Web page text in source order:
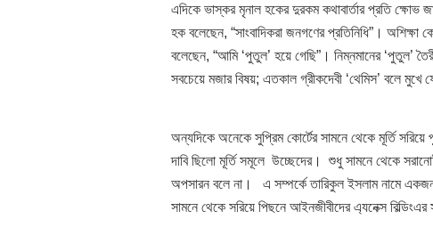
এদিকে ভাস্কর মৃনাল হকের দুরকম কথাবার্তার প্রতি ক্ষোভ
হক বলেছেন, “সাংবাদিকরা জনগণের প্রতিনিধি”। অশিক্ষা
বলেছেন, “আমি ‘পুতুল’ হয়ে গেছি”। নিম্নমানের ‘পুতুল’
সবচেয়ে মজার বিষয়; এতকাল গ্রীকদেবী ‘থেমিস’ বলে মুখে
অন্যদিকে অনেকে সুপ্রিম কোর্টের সামনে থেকে মূর্তি
দাবি ছিলো মূর্তি সমূলে উচ্ছেদের। শুধু সামনে থেকে
অপসারন বলে না। এ সম্পর্কে তারিকুল ইসলাম নামে একজন
সামনে থেকে সরিয়ে পিছনে আইনজীবীদের এ্যনেক্স